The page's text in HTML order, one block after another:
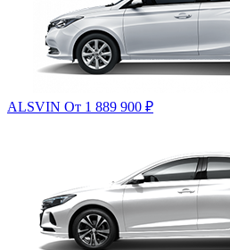
ALSVIN От 1 889 900 ₽